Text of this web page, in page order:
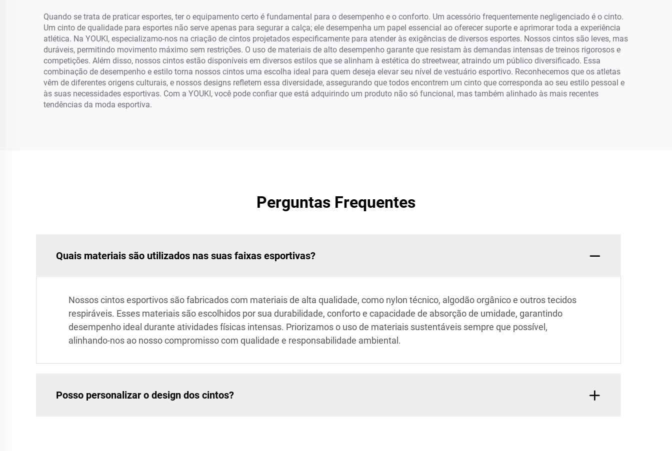
Quando se trata de praticar esportes, ter o equipamento certo é fundamental para o desempenho e o conforto. Um acessório frequentemente negligenciado é o cinto.
Um cinto de qualidade para esportes não serve apenas para segurar a calça; ele desempenha um papel essencial ao oferecer suporte e aprimorar toda a experiência
atlética. Na YOUKI, especializamo-nos na criação de cintos projetados especificamente para atender às exigências de diversos esportes. Nossos cintos são leves, mas
duráveis, permitindo movimento máximo sem restrições. O uso de materiais de alto desempenho garante que resistam às demandas intensas de treinos rigorosos e
competições. Além disso, nossos cintos estão disponíveis em diversos estilos que se alinham à estética do streetwear, atraindo um público diversificado. Essa
combinação de desempenho e estilo torna nossos cintos uma escolha ideal para quem deseja elevar seu nível de vestuário esportivo. Reconhecemos que os atletas
vêm de diferentes origens culturais, e nossos designs refletem essa diversidade, assegurando que todos encontrem um cinto que corresponda ao seu estilo pessoal e
às suas necessidades esportivas. Com a YOUKI, você pode confiar que está adquirindo um produto não só funcional, mas também alinhado às mais recentes
tendências da moda esportiva.
Perguntas Frequentes
Quais materiais são utilizados nas suas faixas esportivas?
Nossos cintos esportivos são fabricados com materiais de alta qualidade, como nylon técnico, algodão orgânico e outros tecidos
respiráveis. Esses materiais são escolhidos por sua durabilidade, conforto e capacidade de absorção de umidade, garantindo
desempenho ideal durante atividades físicas intensas. Priorizamos o uso de materiais sustentáveis sempre que possível,
alinhando-nos ao nosso compromisso com qualidade e responsabilidade ambiental.
Posso personalizar o design dos cintos?